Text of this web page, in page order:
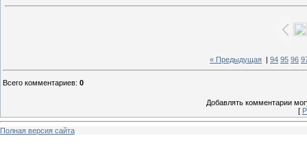
« Предыдущая 94 95 96
Всего комментариев: 0
Добавлять комментарии
[
Полная версия сайта